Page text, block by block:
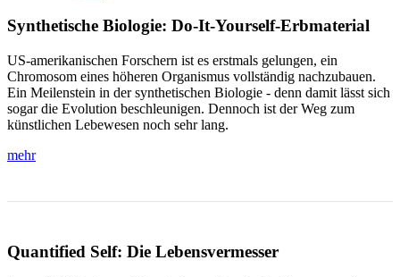
Synthetische Biologie: Do-It-Yourself-Erbmaterial
US-amerikanischen Forschern ist es erstmals gelungen, ein
Chromosom eines höheren Organismus vollständig nachzubauen.
Ein Meilenstein in der synthetischen Biologie - denn damit lässt sich
sogar die Evolution beschleunigen. Dennoch ist der Weg zum
künstlichen Lebewesen noch sehr lang.
mehr
Quantified Self: Die Lebensvermesser